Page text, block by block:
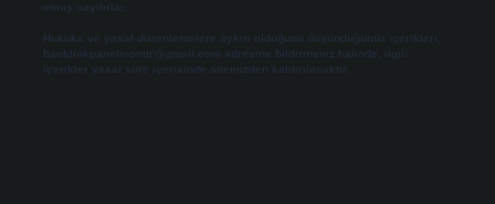
etmiş sayılırlar.
Hukuka ve yasal düzenlemelere aykırı olduğunu düşündüğünüz içerikleri,
backlinkpanelicomtr@gmail.com adresine bildirmeniz halinde, ilgili
içerikler yasal süre içerisinde sitemizden kaldırılacaktır.